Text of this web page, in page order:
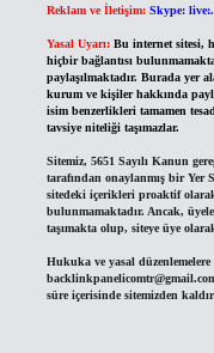
Reklam ve İletişim: Skype:
Yasal Uyarı: Bu internet sitesi,
hiçbir bağlantısı
paylaşılmaktadır. Burada yer
kurum ve kişiler hakkında
isim benzerlikleri tamamen
tavsiye niteliği taşımazlar.
Sitemiz, 5651 Sayılı Kanun
tarafından onaylanmış bir Yer
sitedeki içerikleri proaktif
bulunmamaktadır. Ancak,
taşımakta olup, siteye üye
Hukuka ve yasal
süre içerisinde sitemizden